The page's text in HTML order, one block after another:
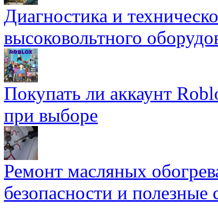
Диагностика и
высоковольтного
Покупать ли аккаунт
при выборе
Ремонт масляных
безопасности и полезные